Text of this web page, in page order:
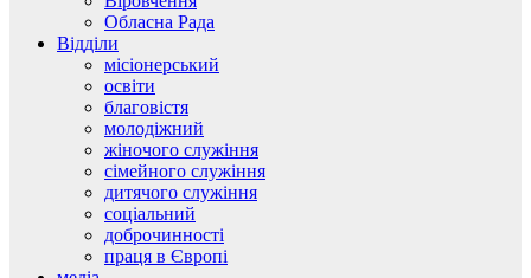
Обласна Рада
Відділи
місіонерський
освіти
благовістя
молодіжний
жіночого служіння
сімейного служіння
дитячого служіння
соціальний
доброчинності
праця в Європі